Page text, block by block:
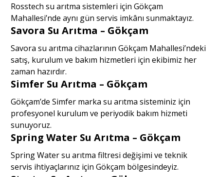
Rosstech su arıtma sistemleri için Gökçam
Mahallesi’nde aynı gün servis imkânı sunmaktayız.
Savora Su Arıtma – Gökçam
Savora su arıtma cihazlarının Gökçam Mahallesi’ndeki
satış, kurulum ve bakım hizmetleri için ekibimiz her
zaman hazırdır.
Simfer Su Arıtma – Gökçam
Gökçam’de Simfer marka su arıtma sisteminiz için
profesyonel kurulum ve periyodik bakım hizmeti
sunuyoruz.
Spring Water Su Arıtma – Gökçam
Spring Water su arıtma filtresi değişimi ve teknik
servis ihtiyaçlarınız için Gökçam bölgesindeyiz.